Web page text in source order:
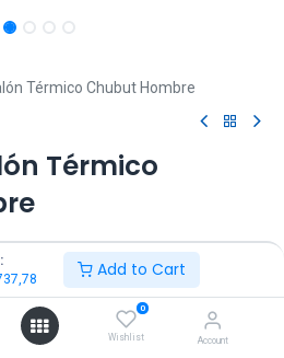
Add to Cart
0
Wishlist Account
Térmico Chubut Hombre
Térmico